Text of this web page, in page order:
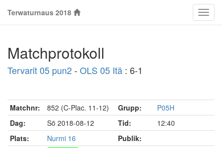
Terwaturnaus 2018
Matchprotokoll
Tervarit 05 pun2- OLS 05 Itä : 6-1
Matchnr: 852 (C-Plac. 11-12) Grupp:
P05H
Dag:
Sö 2018-08-12 Tid:
12:40
Plats:
Nurmi 16
Publik: